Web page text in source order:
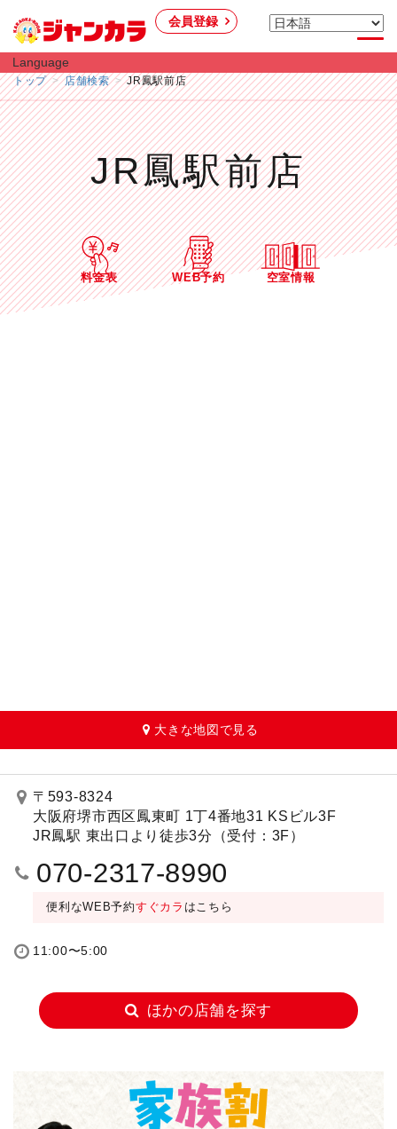
会員登録
Language
トップ 店舗検索 JR鳳駅前店
JR鳳駅前店
料金表 WEB予約 空室情報
大きな地図で見る
〒593-8324
大阪府堺市西区鳳東町 1丁4番地31 KSビル3F
JR鳳駅 東出口より徒歩3分（受付：3F）
070-2317-8990
便利なWEB予約すぐカラ はこちら
11:00〜5:00
ほかの店舗を探す